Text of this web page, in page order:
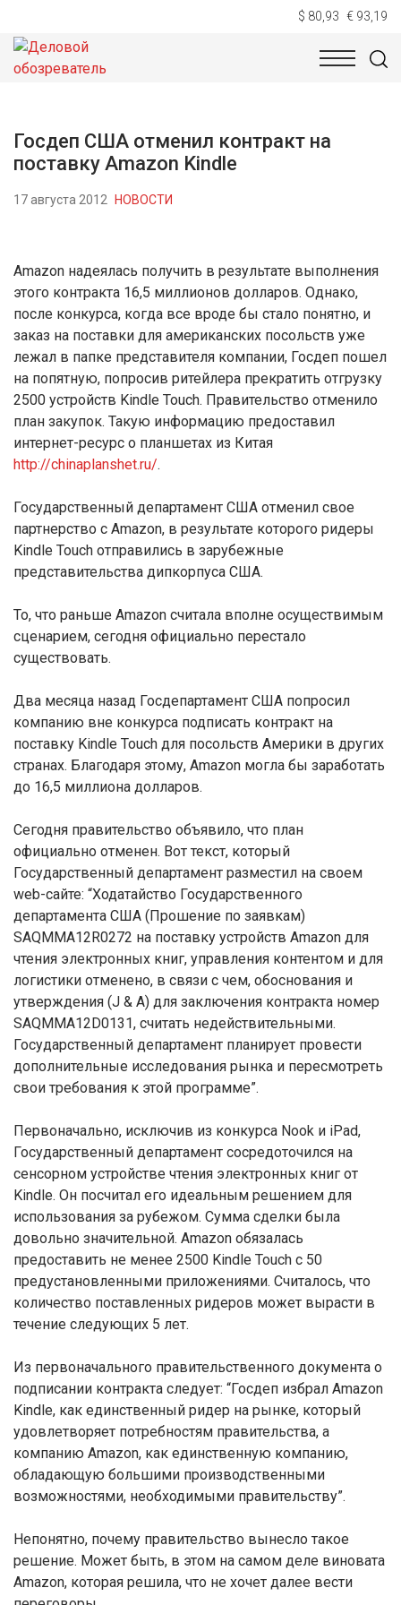
$ 80,93 € 93,19
НОВОСТИ
Госдеп США отменил контракт на
поставку Amazon Kindle
17 августа 2012 НОВОСТИ
Amazon надеялась получить в результате выполнения
этого контракта 16,5 миллионов долларов. Однако,
после конкурса, когда все вроде бы стало понятно, и
заказ на поставки для американских посольств уже
лежал в папке представителя компании, Госдеп пошел
на попятную, попросив ритейлера прекратить отгрузку
2500 устройств Kindle Touch. Правительство отменило
план закупок. Такую информацию предоставил
интернет-ресурс о планшетах из Китая
http://chinaplanshet.ru/.
Государственный департамент США отменил свое
партнерство с Amazon, в результате которого ридеры
Kindle Touch отправились в зарубежные
представительства дипкорпуса США.
То, что раньше Amazon считала вполне осуществимым
сценарием, сегодня официально перестало
существовать.
Два месяца назад Госдепартамент США попросил
компанию вне конкурса подписать контракт на
поставку Kindle Touch для посольств Америки в других
странах. Благодаря этому, Amazon могла бы заработать
до 16,5 миллиона долларов.
Сегодня правительство объявило, что план
официально отменен. Вот текст, который
Государственный департамент разместил на своем
web-сайте: “Ходатайство Государственного
департамента США (Прошение по заявкам)
SAQMMA12R0272 на поставку устройств Amazon для
чтения электронных книг, управления контентом и для
логистики отменено, в связи с чем, обоснования и
утверждения (J & A) для заключения контракта номер
SAQMMA12D0131, считать недействительными.
Государственный департамент планирует провести
дополнительные исследования рынка и пересмотреть
свои требования к этой программе”.
Первоначально, исключив из конкурса Nook и iPad,
Государственный департамент сосредоточился на
сенсорном устройстве чтения электронных книг от
Kindle. Он посчитал его идеальным решением для
использования за рубежом. Сумма сделки была
довольно значительной. Amazon обязалась
предоставить не менее 2500 Kindle Touch с 50
предустановленными приложениями. Считалось, что
количество поставленных ридеров может вырасти в
течение следующих 5 лет.
Из первоначального правительственного документа о
подписании контракта следует: “Госдеп избрал Amazon
Kindle, как единственный ридер на рынке, который
удовлетворяет потребностям правительства, а
компанию Amazon, как единственную компанию,
обладающую большими производственными
возможностями, необходимыми правительству”.
Непонятно, почему правительство вынесло такое
решение. Может быть, в этом на самом деле виновата
Amazon, которая решила, что не хочет далее вести